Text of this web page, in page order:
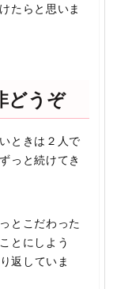
たらと思いま
どうぞ
ときは２人で
っと続けてき
とこだわった
とにしよう
返していま